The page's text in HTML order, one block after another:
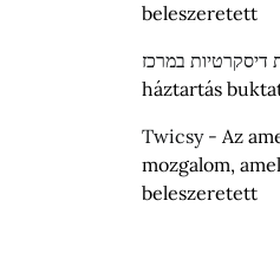
beleszeretett
דיסקרטיות במרכז
háztartás
Twicsy- Az
mozgalom,
beleszeretett